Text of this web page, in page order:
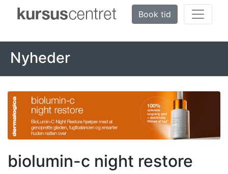
Book tid
Nyheder
biolumin-c night restore